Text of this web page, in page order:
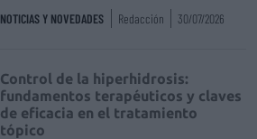
NOTICIAS Y NOVEDADES Redacción 30/07/2026
Control de la hiperhidrosis:
fundamentos terapéuticos y claves
de eficacia en el tratamiento
tópico